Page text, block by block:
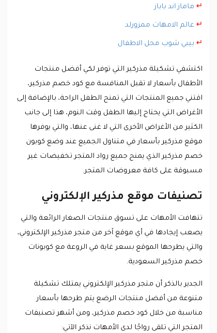
↵ ماماز اند باباز
↵ عالم الامهات ممزورلد
↵ بيبي شوب محل الاطفال
اكتشفي تشكيلة مذركير التي توفر لكي أفضل منتجات
الأطفال بأسعار لا تقبل المنافسة مع كود خصم مذركير،
اقتني جميع المنتجات التي تمنح الطفل الراحة، بالإضافة إلى
الأغراض التي يحتاج إليها الطفل وقت النوم، هذا إلى جانب
الكثير من الأغراض الأخرى التي لا غنى عنها، والتي يوفرها
موقع مذركير بأسعار في متناول الجميع عند وضع كوبون
خصم مذركير الذي يمنح جميع رواد المتجر تخفيضات غير
مسبوقة على كافة معروضات المتجر.
تصنيفات موقع مذركير الإلكتروني
تتهافت الأمهات على تسوق منتجات الصغار الرائعة والتي
يصعب إيجادها في أي موقع آخر من متجر مذركير الإلكتروني،
والتي يطرحها الموقع بسعر غاية في الروعة مع كوبونات
خصم مذركير السعودية.
الجدير بالذكر أن متجر مذركير الإلكتروني يمتلك تشكيلة
متنوعة من أفضل منتجات الرضع يتم طرحها بأسعار
مناسبة من خلال كود خصم مذركير، ومن أشهر تصنيفات
المتجر التي تلقى رواجًا لدى الأمهات نذكر الآتي: